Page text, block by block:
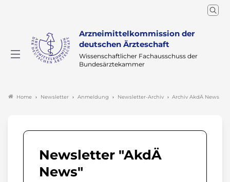
Arzneimittelkommission der
deutschen Ärzteschaft
Wissenschaftlicher Fachausschuss der
Bundesärztekammer
Home Newsletter Anmeldung Newsletter-Archiv Archiv AkdÄ News
Newsletter "AkdÄ
News"